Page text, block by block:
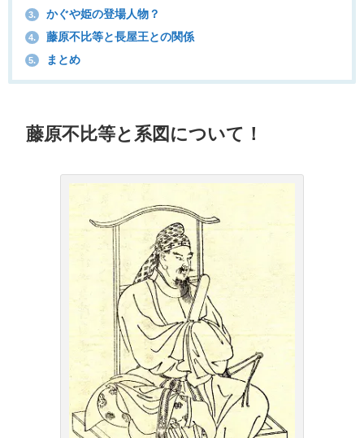
3. かぐや姫の登場人物？
4. 藤原不比等と長屋王との関係
5. まとめ
藤原不比等と系図について！